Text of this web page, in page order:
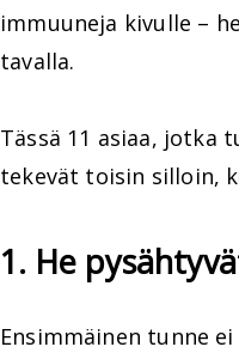
immuuneja kivulle –
tavalla.
Tässä 11 asiaa, jotka
tekevät toisin silloin,
1. He
Ensimmäinen tunne